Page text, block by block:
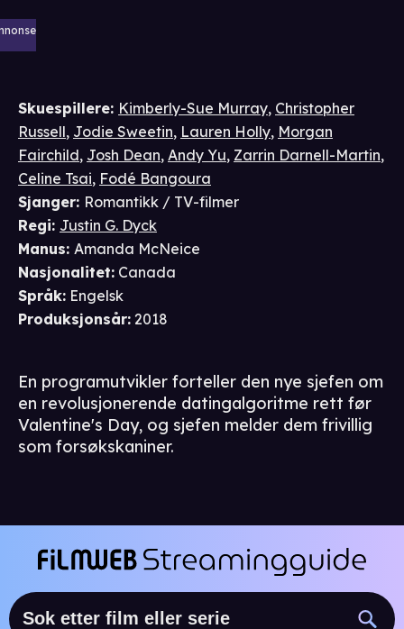
Skuespillere: Kimberly-Sue Murray, Christopher
Russell, Jodie Sweetin, Lauren Holly, Morgan
Fairchild, Josh Dean, Andy Yu, Zarrin Darnell-Martin,
Celine Tsai, Fodé Bangoura
Sjanger: Romantikk / TV-filmer
Regi: Justin G. Dyck
Manus: Amanda McNeice
Nasjonalitet: Canada
Språk: Engelsk
Produksjonsår: 2018
En programutvikler forteller den nye sjefen om
en revolusjonerende datingalgoritme rett før
Valentine's Day, og sjefen melder dem frivillig
som forsøkskaniner.